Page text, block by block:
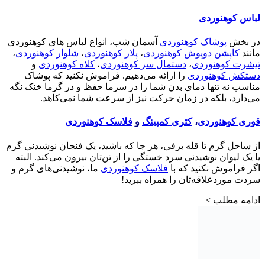
لباس کوهنوردی
در بخش پوشاک کوهنوردی آسمان شب، انواع لباس های کوهنوردی
مانند کاپشن دوپوش کوهنوردی، پلار کوهنوردی، شلوار کوهنوردی،
تیشرت کوهنوردی، دستمال سر کوهنوردی، کلاه کوهنوردی و
دستکش کوهنوردی را ارائه می‌دهیم. فراموش نکنید که پوشاک
مناسب نه تنها دمای بدن شما را در سرما حفظ و در گرما خنک نگه
می‌دارد، بلکه در زمان حرکت نیز از سرعت شما نمی‌کاهد.
قوری کوهنوردی، کتری کمپینگ و فلاسک کوهنوردی
از ساحل گرم تا قله برفی، هر جا که باشید، یک فنجان نوشیدنی گرم
یا یک لیوان نوشیدنی سرد خستگی را از تن‌تان بیرون می‌کند. البته
اگر فراموش نکنید که با فلاسک کوهنوردی ما، نوشیدنی‌های گرم و
سردت موردعلاقه‌تان را همراه ببرید!
ادامه مطلب >